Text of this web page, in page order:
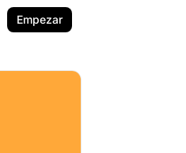
Empezar